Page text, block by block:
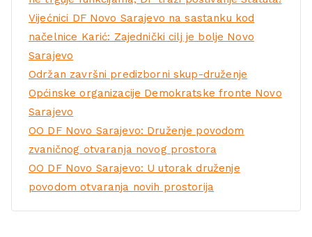
Vijećnici DF Novo Sarajevo na sastanku kod
načelnice Karić: Zajednički cilj je bolje Novo
Sarajevo
Održan završni predizborni skup-druženje
Općinske organizacije Demokratske fronte Novo
Sarajevo
OO DF Novo Sarajevo: Druženje povodom
zvaničnog otvaranja novog prostora
OO DF Novo Sarajevo: U utorak druženje
povodom otvaranja novih prostorija